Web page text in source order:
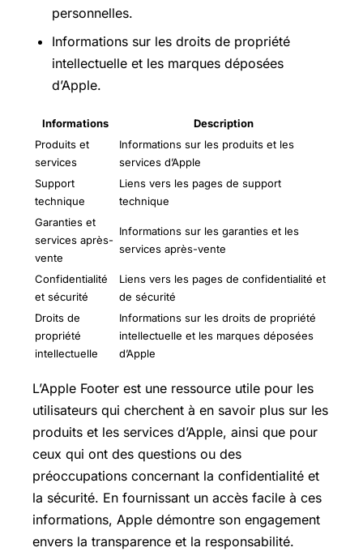
personnelles.
Informations sur les droits de propriété
intellectuelle et les marques déposées
d’Apple.
Informations
Description
Produits et
services
Informations sur les produits et les
services d’Apple
Support
technique
Liens vers les pages de support
technique
Garanties et
services après-
vente
Informations sur les garanties et les
services après-vente
Confidentialité
et sécurité
Liens vers les pages de confidentialité et
de sécurité
Droits de
propriété
intellectuelle
Informations sur les droits de propriété
intellectuelle et les marques déposées
d’Apple
L’Apple Footer est une ressource utile pour les
utilisateurs qui cherchent à en savoir plus sur les
produits et les services d’Apple, ainsi que pour
ceux qui ont des questions ou des
préoccupations concernant la confidentialité et
la sécurité. En fournissant un accès facile à ces
informations, Apple démontre son engagement
envers la transparence et la responsabilité.